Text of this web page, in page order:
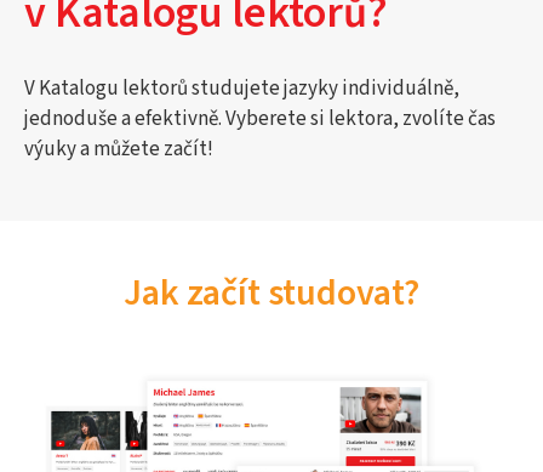
V Katalogu lektorů studujete jazyky individuálně,
jednoduše a efektivně. Vyberete si lektora, zvolíte čas
výuky a můžete začít!
Jak začít studovat?